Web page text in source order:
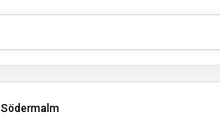
Södermalm